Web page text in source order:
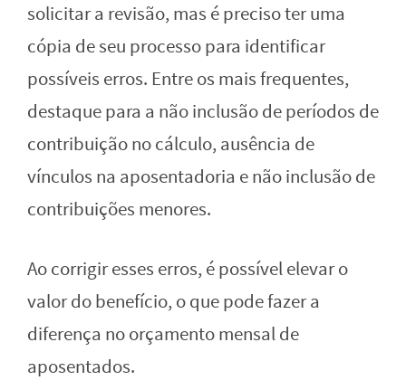
solicitar a revisão, mas é preciso ter uma
cópia de seu processo para identificar
possíveis erros. Entre os mais frequentes,
destaque para a não inclusão de períodos de
contribuição no cálculo, ausência de
vínculos na aposentadoria e não inclusão de
contribuições menores.
Ao corrigir esses erros, é possível elevar o
valor do benefício, o que pode fazer a
diferença no orçamento mensal de
aposentados.